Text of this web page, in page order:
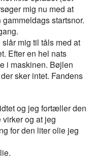
mig nu med at
startsnor.
mig til tåls med at
Efter en hel nats
i maskinen. Bøjlen
sker intet. Fandens
og jeg fortæller den
og at jeg
for den liter olie jeg